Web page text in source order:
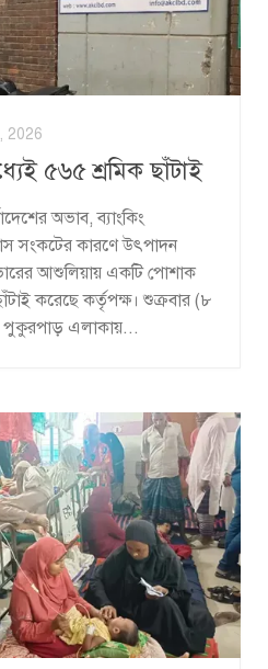
2026
৫৬৫ শ্রমিক ছাঁটাই
অভাব, ব্যাংকিং
সংকটের কারণে উৎপাদন
আশুলিয়ায় একটি পোশাক
করেছে কর্তৃপক্ষ। শুক্রবার (৮
এলাকায়...